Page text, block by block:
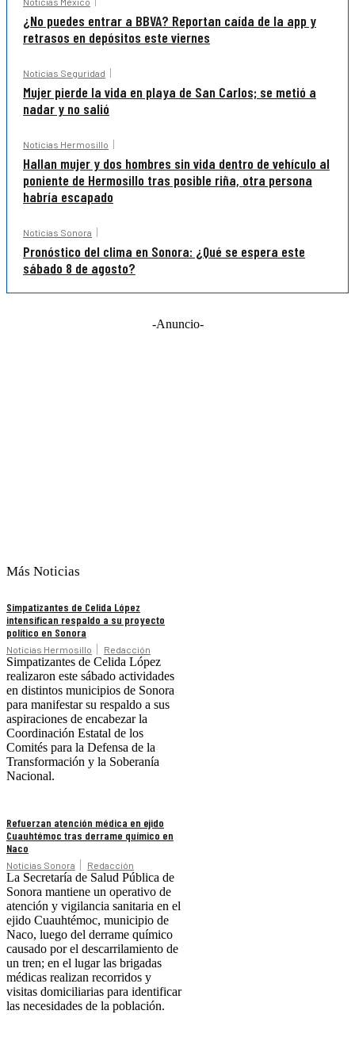
¿No puedes entrar a BBVA? Reportan caída de la app y
retrasos en depósitos este viernes
Noticias Seguridad
Mujer pierde la vida en playa de San Carlos; se metió a
nadar y no salió
Noticias Hermosillo
Hallan mujer y dos hombres sin vida dentro de vehículo al
poniente de Hermosillo tras posible riña, otra persona
habría escapado
Noticias Sonora
Pronóstico del clima en Sonora: ¿Qué se espera este
sábado 8 de agosto?
-Anuncio-
Más Noticias
Simpatizantes de Celida López
intensifican respaldo a su proyecto
político en Sonora
Noticias Hermosillo Redacción
Simpatizantes de Celida López
realizaron este sábado actividades
en distintos municipios de Sonora
para manifestar su respaldo a sus
aspiraciones de encabezar la
Coordinación Estatal de los
Comités para la Defensa de la
Transformación y la Soberanía
Nacional.
Refuerzan atención médica en ejido
Cuauhtémoc tras derrame químico en
Naco
Noticias Sonora Redacción
La Secretaría de Salud Pública de
Sonora mantiene un operativo de
atención y vigilancia sanitaria en el
ejido Cuauhtémoc, municipio de
Naco, luego del derrame químico
causado por el descarrilamiento de
un tren; en el lugar las brigadas
médicas realizan recorridos y
visitas domiciliarias para identificar
las necesidades de la población.